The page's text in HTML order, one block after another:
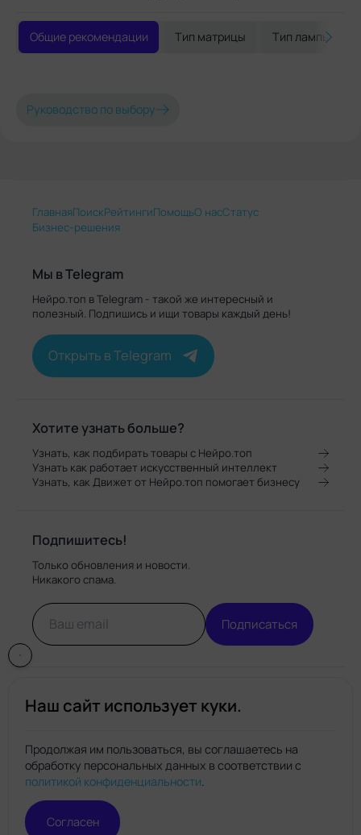
Общие рекомендации Тип матрицы Тип лампы
Руководство по выбору
ГлавнаяПоискРейтингиПомощьО насСтатус
Бизнес-решения
Мы в Telegram
Нейро.топ в Telegram - такой же интересный и
полезный. Подпишись и ищи товары каждый день!
Открыть в Telegram
Хотите узнать больше?
Узнать, как подбирать товары с Нейро.топ
Узнать как работает искусственный интеллект
Узнать, как Движет от Нейро.топ помогает бизнесу
Подпишитесь!
Только обновления и новости.
Никакого спама.
Подписаться
Нейро.топ
© Нейро.топ 2026. Все права защищены.
Политика конфиденциальности
сайтом
Наш сайт использует куки.
Продолжая им пользоваться, вы соглашаетесь на
обработку персональных данных в соответствии с
политикой конфиденциальности.
Согласен